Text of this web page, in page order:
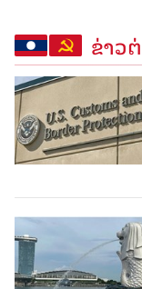
ຂ່າວ